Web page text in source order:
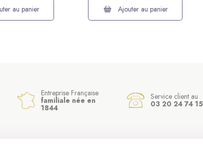
au panier Ajouter au panier
Entreprise Française
familiale née en
1844
Service client au
03 20 24 74 15